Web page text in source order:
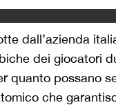
dall’azienda
dei giocatori
quanto possano
che